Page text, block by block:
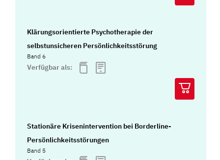
Klärungsorientierte Psychotherapie der
selbstunsicheren Persönlichkeitsstörung
Band 6
Verfügbar als:
Stationäre Krisenintervention bei Borderline-
Persönlichkeitsstörungen
Band 5